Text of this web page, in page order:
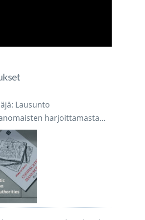
Lausunto
harjoittamasta
käsikirjoitusten
ja tuhoamisesta